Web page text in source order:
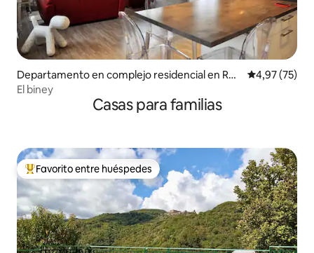
Departamento en complejo residencial en Rod
ez
Calificación
4,97 (75)
El biney
Casas para familias
Favorito entre los huéspedes más destacados
Favorito entre huéspedes